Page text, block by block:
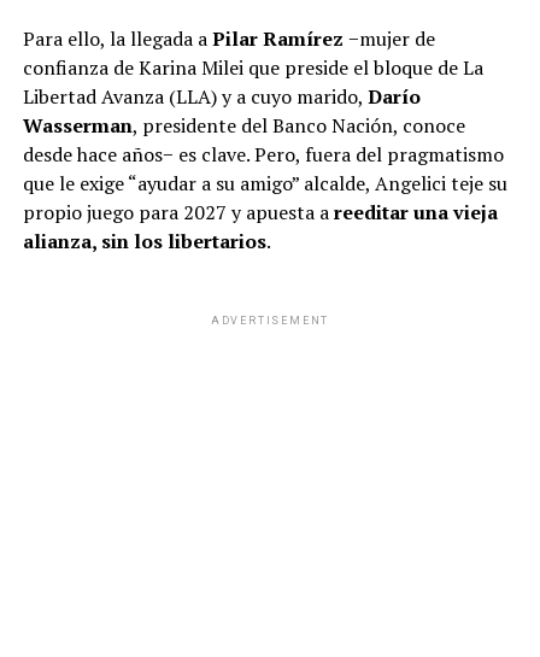
Para ello, la llegada aPilar Ramírez −mujer de
confianza de Karina Milei que preside el bloque de La
Libertad Avanza (LLA) y a cuyo marido, Darío
Wasserman, presidente del Banco Nación, conoce
desde hace años− es clave. Pero, fuera del pragmatismo
que le exige “ayudar a su amigo” alcalde, Angelici teje su
propio juego para 2027 y apuesta areeditar una vieja
alianza, sin los libertarios.
ADVERTISEMENT